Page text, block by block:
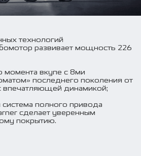
технологий
развивает мощность 226
вкупе с 8ми
последнего поколения от
впечатляющей динамикой;
система полного привода
сделает уверенным
покрытию.